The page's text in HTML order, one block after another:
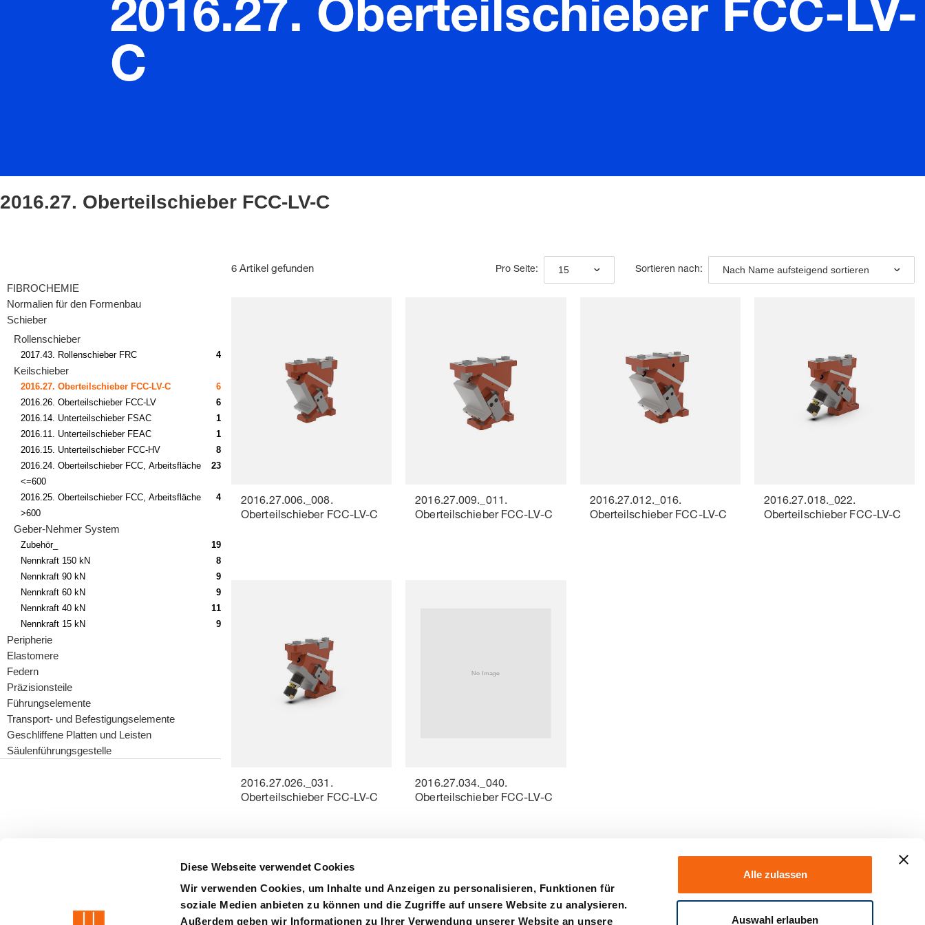
Diese Webseite verwendet Cookies
Wir verwenden Cookies, um Inhalte und Anzeigen zu personalisieren, Funktionen für
soziale Medien anbieten zu können und die Zugriffe auf unsere Website zu analysieren.
Außerdem geben wir Informationen zu Ihrer Verwendung unserer Website an unsere
Alle zulassen
Auswahl erlauben
2016.27. Oberteilschieber FCC-LV-
C
2016.27. Oberteilschieber FCC-LV-C
FIBROCHEMIE
Normalien für den Formenbau
Schieber
Rollenschieber
2017.43. Rollenschieber FRC 4
Keilschieber
2016.27. Oberteilschieber FCC-LV-C
6
2016.26. Oberteilschieber FCC-LV
6
2016.14. Unterteilschieber FSAC
1
2016.11. Unterteilschieber FEAC
1
2016.15. Unterteilschieber FCC-HV
8
2016.24. Oberteilschieber FCC, Arbeitsfläche
<=600
23
2016.25. Oberteilschieber FCC, Arbeitsfläche
>600
4
Geber-Nehmer System
Zubehör_
19
Nennkraft 150 kN
8
Nennkraft 90 kN
9
Nennkraft 60 kN
9
Nennkraft 40 kN
11
Nennkraft 15 kN
9
Peripherie
Elastomere
Federn
Präzisionsteile
Führungselemente
Transport- und Befestigungselemente
Geschliffene Platten und Leisten
Säulenführungsgestelle
6 Artikel gefunden Pro Seite: 15 Sortieren nach: Nach Name aufsteigend sortieren
2016.27.006._008.
Oberteilschieber FCC-LV-C
2016.27.009._011.
Oberteilschieber FCC-LV-C
2016.27.012._016.
Oberteilschieber FCC-LV-C
2016.27.018._022.
Oberteilschieber FCC-LV-C
2016.27.026._031.
Oberteilschieber FCC-LV-C
2016.27.034._040.
Oberteilschieber FCC-LV-C
precision is our standard